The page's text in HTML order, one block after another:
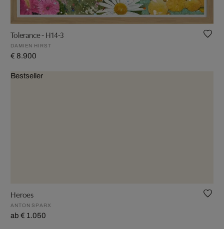
Tolerance - H14-3
DAMIEN HIRST
€ 8.900
Bestseller
Heroes
ANTON SPARX
ab € 1.050